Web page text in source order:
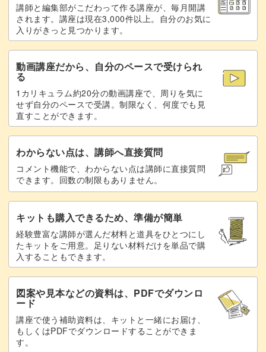
講師と編集部がこだわって作る講座が、毎月開講
されます。講座は現在3,000件以上。自分のお気に
入りがきっと見つかります。
動画講座だから、自分のペースで受けられ
る
1カリキュラム約20分の動画講座で、周りを気に
せず自分のペースで受講。制限なく、何度でも見
直すことができます。
わからない点は、講師へ直接質問
コメント機能で、わからない点は講師に直接質問
できます。回数の制限もありません。
キットも購入できるため、準備が簡単
経験豊富な講師が選んだ材料と道具をひとつにし
たキットをご用意。足りない材料だけを単品で購
入することもできます。
図案や見本などの資料は、PDFでダウンロ
ード
講座で使う補助資料は、キットと一緒にお届け、
もしくはPDFでダウンロードすることができま
す。